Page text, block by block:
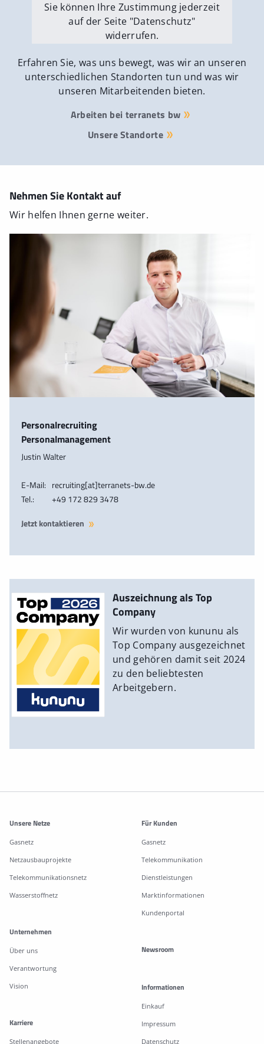
Sie können Ihre Zustimmung jederzeit
auf der Seite "Datenschutz"
widerrufen.
Externe Medien erlauben
Erfahren Sie, was uns bewegt, was wir an unseren
unterschiedlichen Standorten tun und was wir
unseren Mitarbeitenden bieten.
Arbeiten bei terranets bw
Unsere Standorte
Nehmen Sie Kontakt auf
Wir helfen Ihnen gerne weiter.
Personalrecruiting
Personalmanagement
Justin Walter
E-Mail: recruiting[at]terranets-bw.de
Tel.:
+49 172 829 3478
Jetzt kontaktieren
Auszeichnung als Top
Company
Wir wurden von kununu als
Top Company ausgezeichnet
und gehören damit seit 2024
zu den beliebtesten
Arbeitgebern.
Weitere Informationen
Unsere Netze
Gasnetz
Netzausbauprojekte
Telekommunikationsnetz
Wasserstoffnetz
Für Kunden
Gasnetz
Telekommunikation
Dienstleistungen
Marktinformationen
Kundenportal
Unternehmen
Über uns
Verantwortung
Vision
Karriere
Stellenangebote
Newsroom
Informationen
Einkauf
Impressum
Datenschutz